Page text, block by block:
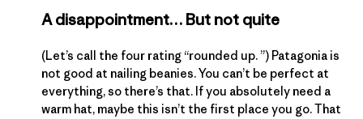
A disappointment… But not quite
(Let’s call the four rating “rounded up. ”) Patagonia is
not good at nailing beanies. You can’t be perfect at
everything, so there’s that. If you absolutely need a
warm hat, maybe this isn’t the first place you go. That